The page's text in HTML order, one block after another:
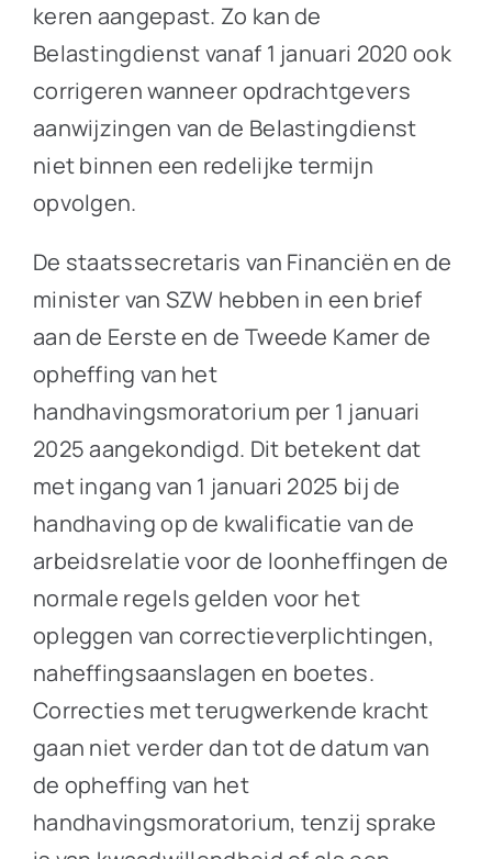
keren aangepast. Zo kan de
Belastingdienst vanaf 1 januari 2020 ook
corrigeren wanneer opdrachtgevers
aanwijzingen van de Belastingdienst
niet binnen een redelijke termijn
opvolgen.
De staatssecretaris van Financiën en de
minister van SZW hebben in een brief
aan de Eerste en de Tweede Kamer de
opheffing van het
handhavingsmoratorium per 1 januari
2025 aangekondigd. Dit betekent dat
met ingang van 1 januari 2025 bij de
handhaving op de kwalificatie van de
arbeidsrelatie voor de loonheffingen de
normale regels gelden voor het
opleggen van correctieverplichtingen,
naheffingsaanslagen en boetes.
Correcties met terugwerkende kracht
gaan niet verder dan tot de datum van
de opheffing van het
handhavingsmoratorium, tenzij sprake